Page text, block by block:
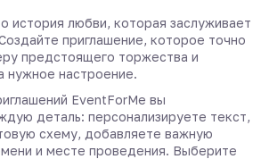
история любви, которая заслуживает
приглашение, которое точно
предстоящего торжества и
нужное настроение.
EventForMe вы
деталь: персонализируете текст,
схему, добавляете важную
и месте проведения. Выберите